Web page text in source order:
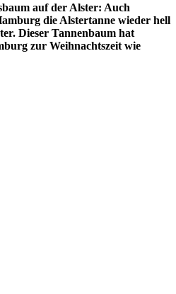
auf der Alster: Auch
die Alstertanne wieder hell
Dieser Tannenbaum hat
zur Weihnachtszeit wie